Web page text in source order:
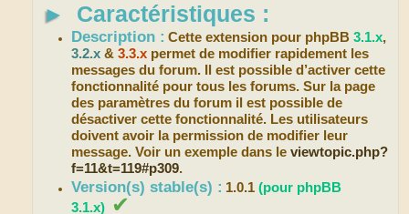
► Caractéristiques :
Description : Cette extension pour phpBB3.1.x,
3.2.x &3.3.x permet de modifier rapidement les
messages du forum. Il est possible d’activer cette
fonctionnalité pour tous les forums. Sur la page
des paramètres du forum il est possible de
désactiver cette fonctionnalité. Les utilisateurs
doivent avoir la permission de modifier leur
message. Voir un exemple dans leviewtopic.php?
f=11&t=119#p309.
Version(s) stable(s) : 1.0.1(pour phpBB
3.1.x) ✔